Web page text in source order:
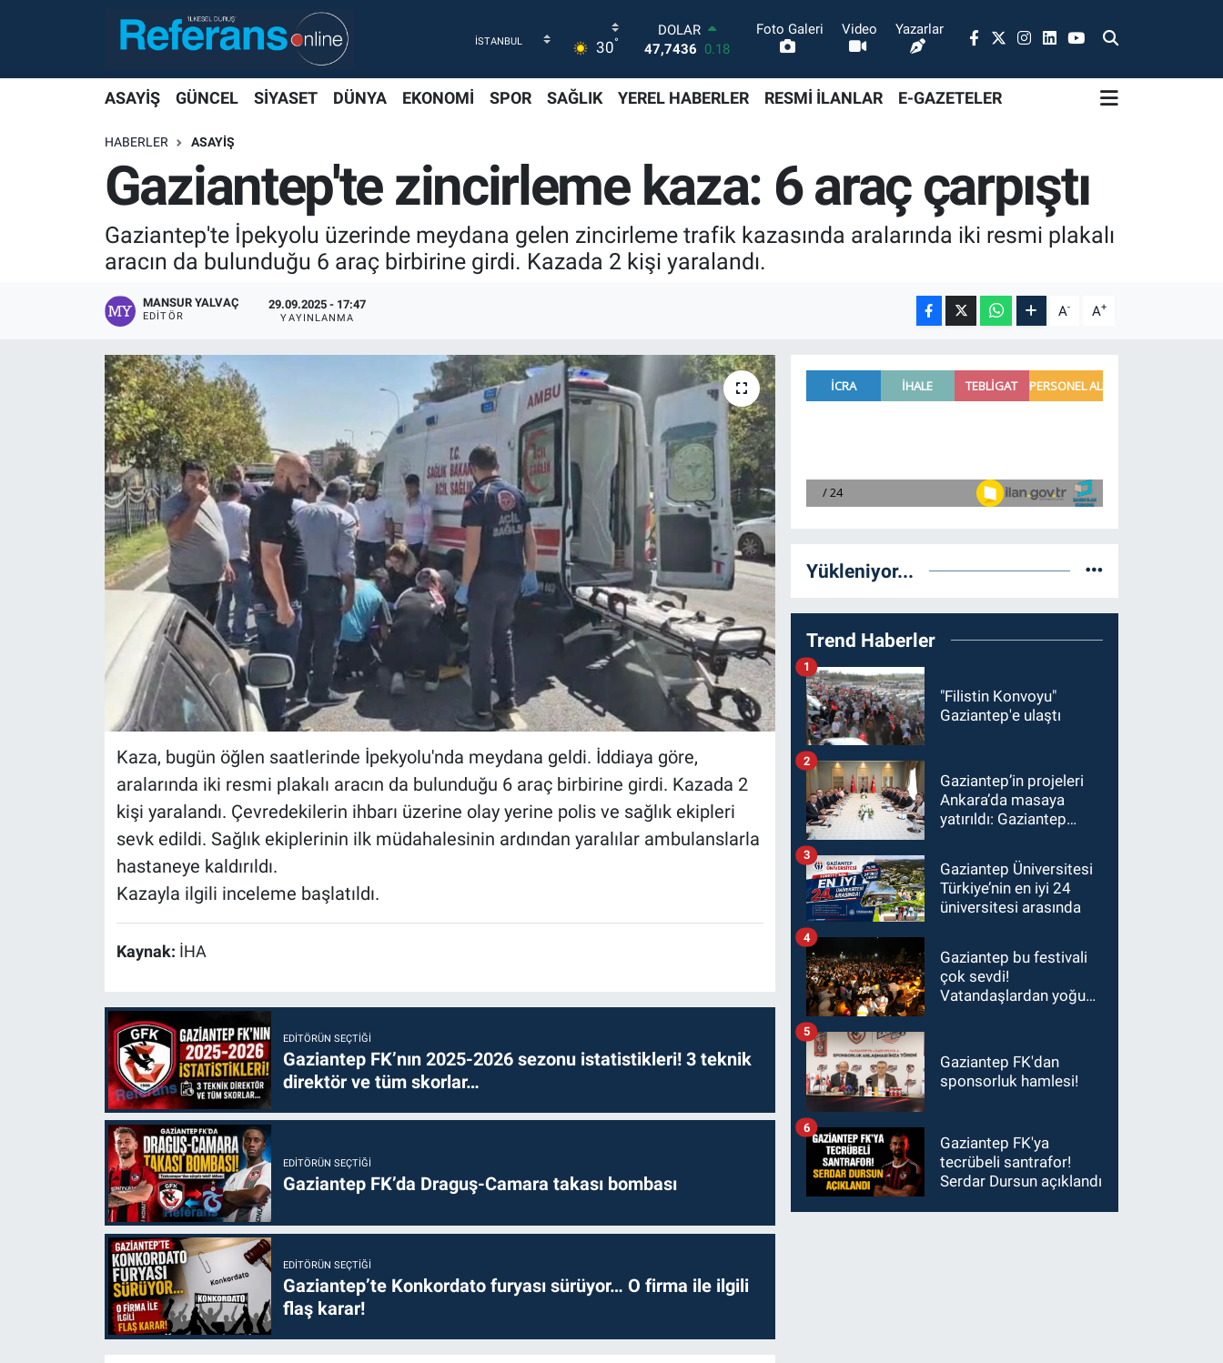
30°
DOLAR
47,7436 0.18
STERLİN
6660.55
BİST100
13.779 -14
64.944,08 -0.18
Foto Galeri Video Yazarlar
ASAYİŞ GÜNCEL SİYASET DÜNYA EKONOMİ SPOR SAĞLIK YEREL HABERLER RESMİ İLANLAR E-GAZETELER
HABERLER ASAYİŞ
Gaziantep'te zincirleme kaza: 6 araç çarpıştı
Gaziantep'te İpekyolu üzerinde meydana gelen zincirleme trafik kazasında aralarında iki resmi plakalı
aracın da bulunduğu 6 araç birbirine girdi. Kazada 2 kişi yaralandı.
MANSUR YALVAÇ
EDITÖR
29.09.2025 - 17:47
YAYINLANMA A- A+
Kaza, bugün öğlen saatlerinde İpekyolu'nda meydana geldi. İddiaya göre,
aralarında iki resmi plakalı aracın da bulunduğu 6 araç birbirine girdi. Kazada 2
kişi yaralandı. Çevredekilerin ihbarı üzerine olay yerine polis ve sağlık ekipleri
sevk edildi. Sağlık ekiplerinin ilk müdahalesinin ardından yaralılar ambulanslarla
hastaneye kaldırıldı.
Kazayla ilgili inceleme başlatıldı.
Kaynak: İHA
EDITÖRÜN SEÇTIĞI
Gaziantep FK’nın 2025-2026 sezonu istatistikleri! 3 teknik
direktör ve tüm skorlar…
EDITÖRÜN SEÇTIĞI
Gaziantep FK’da Draguş-Camara takası bombası
EDITÖRÜN SEÇTIĞI
Gaziantep’te Konkordato furyası sürüyor… O firma ile ilgili
flaş karar!
Yükleniyor...
Trend Haberler
"Filistin Konvoyu"
Gaziantep'e ulaştı
1
Gaziantep’in projeleri
Ankara’da masaya
yatırıldı: Gaziantep
Şimşek’e ziyaret!
2
Gaziantep Üniversitesi
Türkiye’nin en iyi 24
üniversitesi arasında
3
Gaziantep bu festivali
çok sevdi!
Vatandaşlardan yoğun
4
Gaziantep FK'dan
sponsorluk hamlesi!
5
Gaziantep FK'ya
tecrübeli santrafor!
Serdar Dursun açıklandı
6